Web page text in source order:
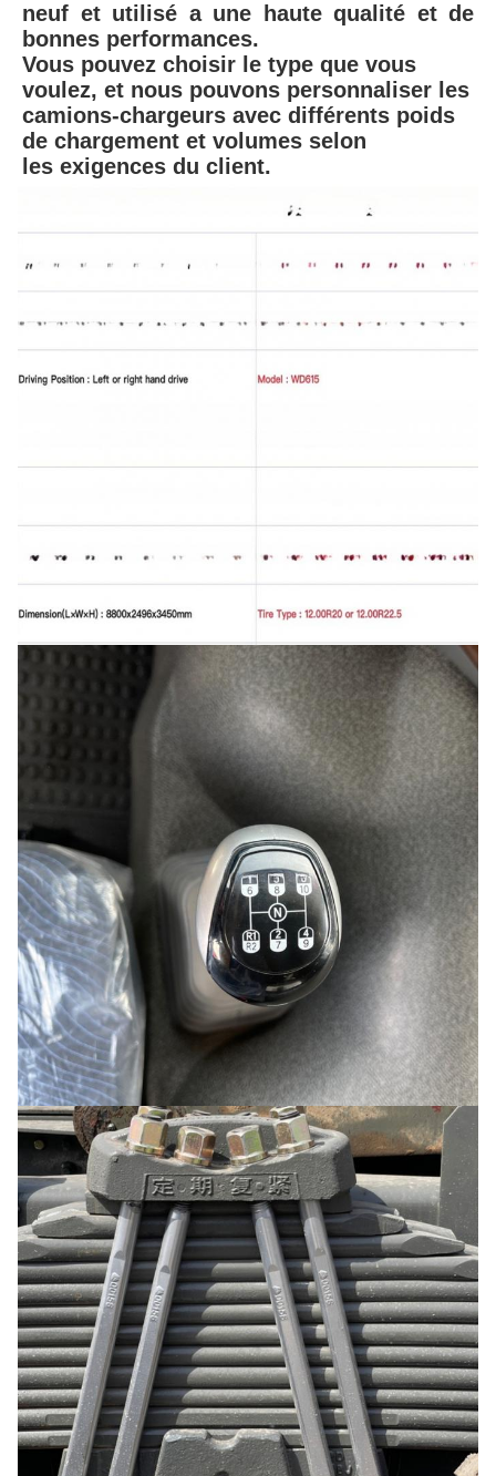
neuf et utilisé a une haute qualité et de
bonnes performances.
Vous pouvez choisir le type que vous
voulez, et nous pouvons personnaliser les
camions-chargeurs avec différents poids
de chargement et volumes selon
les exigences du client.